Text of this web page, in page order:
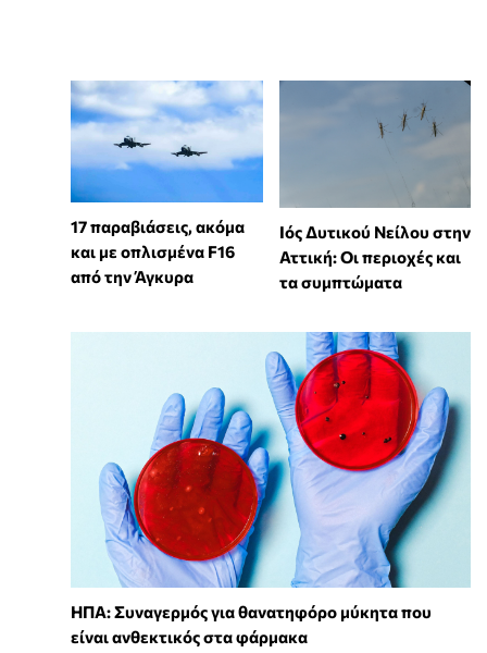
17 παραβιάσεις, ακόμα
και με οπλισμένα F16
από την Άγκυρα
Ιός Δυτικού Νείλου στην
Αττική: Οι περιοχές και
τα συμπτώματα
ΗΠΑ: Συναγερμός για θανατηφόρο μύκητα που
είναι ανθεκτικός στα φάρμακα